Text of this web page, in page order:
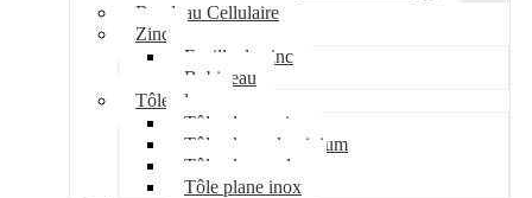
Bandeau Cellulaire
Zinc
Feuille de zinc
Bobineau
Tôle plane
Tôle plane acier
Tôle plane aluminium
Tôle plane galva
Tôle plane inox